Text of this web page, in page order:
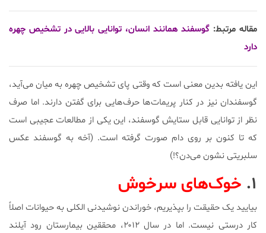
مقاله مرتبط: گوسفند همانند انسان، توانایی بالایی در تشخیص چهره
دارد
این یافته بدین معنی است که وقتی پای تشخیص چهره به میان می‌آید،
گوسفندان نیز در کنار پریمات‌ها حرف‌هایی برای گفتن دارند. اما صرف
نظر از توانایی قابل ستایش گوسفند، این یکی از مطالعات عجیبی است
که تا کنون بر روی دام صورت گرفته است. (آخه به گوسفند عکس
سلبریتی نشون می‌دن؟!)
۱. خوک‌های سرخوش
بیایید یک حقیقت را بپذیریم، خوراندن نوشیدنی الکلی به حیوانات اصلاً
کار درستی نیست. اما در سال ۲۰۱۲، محققین بیمارستان رود آیلند